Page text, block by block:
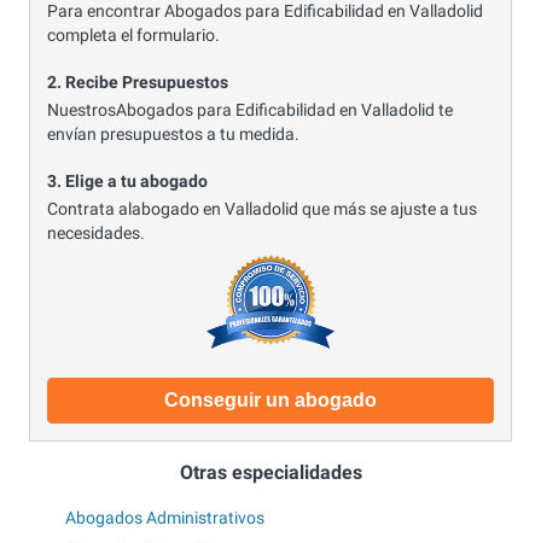
Para encontrar Abogados para Edificabilidad en Valladolid
completa el formulario.
2. Recibe Presupuestos
NuestrosAbogados para Edificabilidad en Valladolid te
envían presupuestos a tu medida.
3. Elige a tu abogado
Contrata alabogado en Valladolid que más se ajuste a tus
necesidades.
Conseguir un abogado
Otras especialidades
Abogados Administrativos